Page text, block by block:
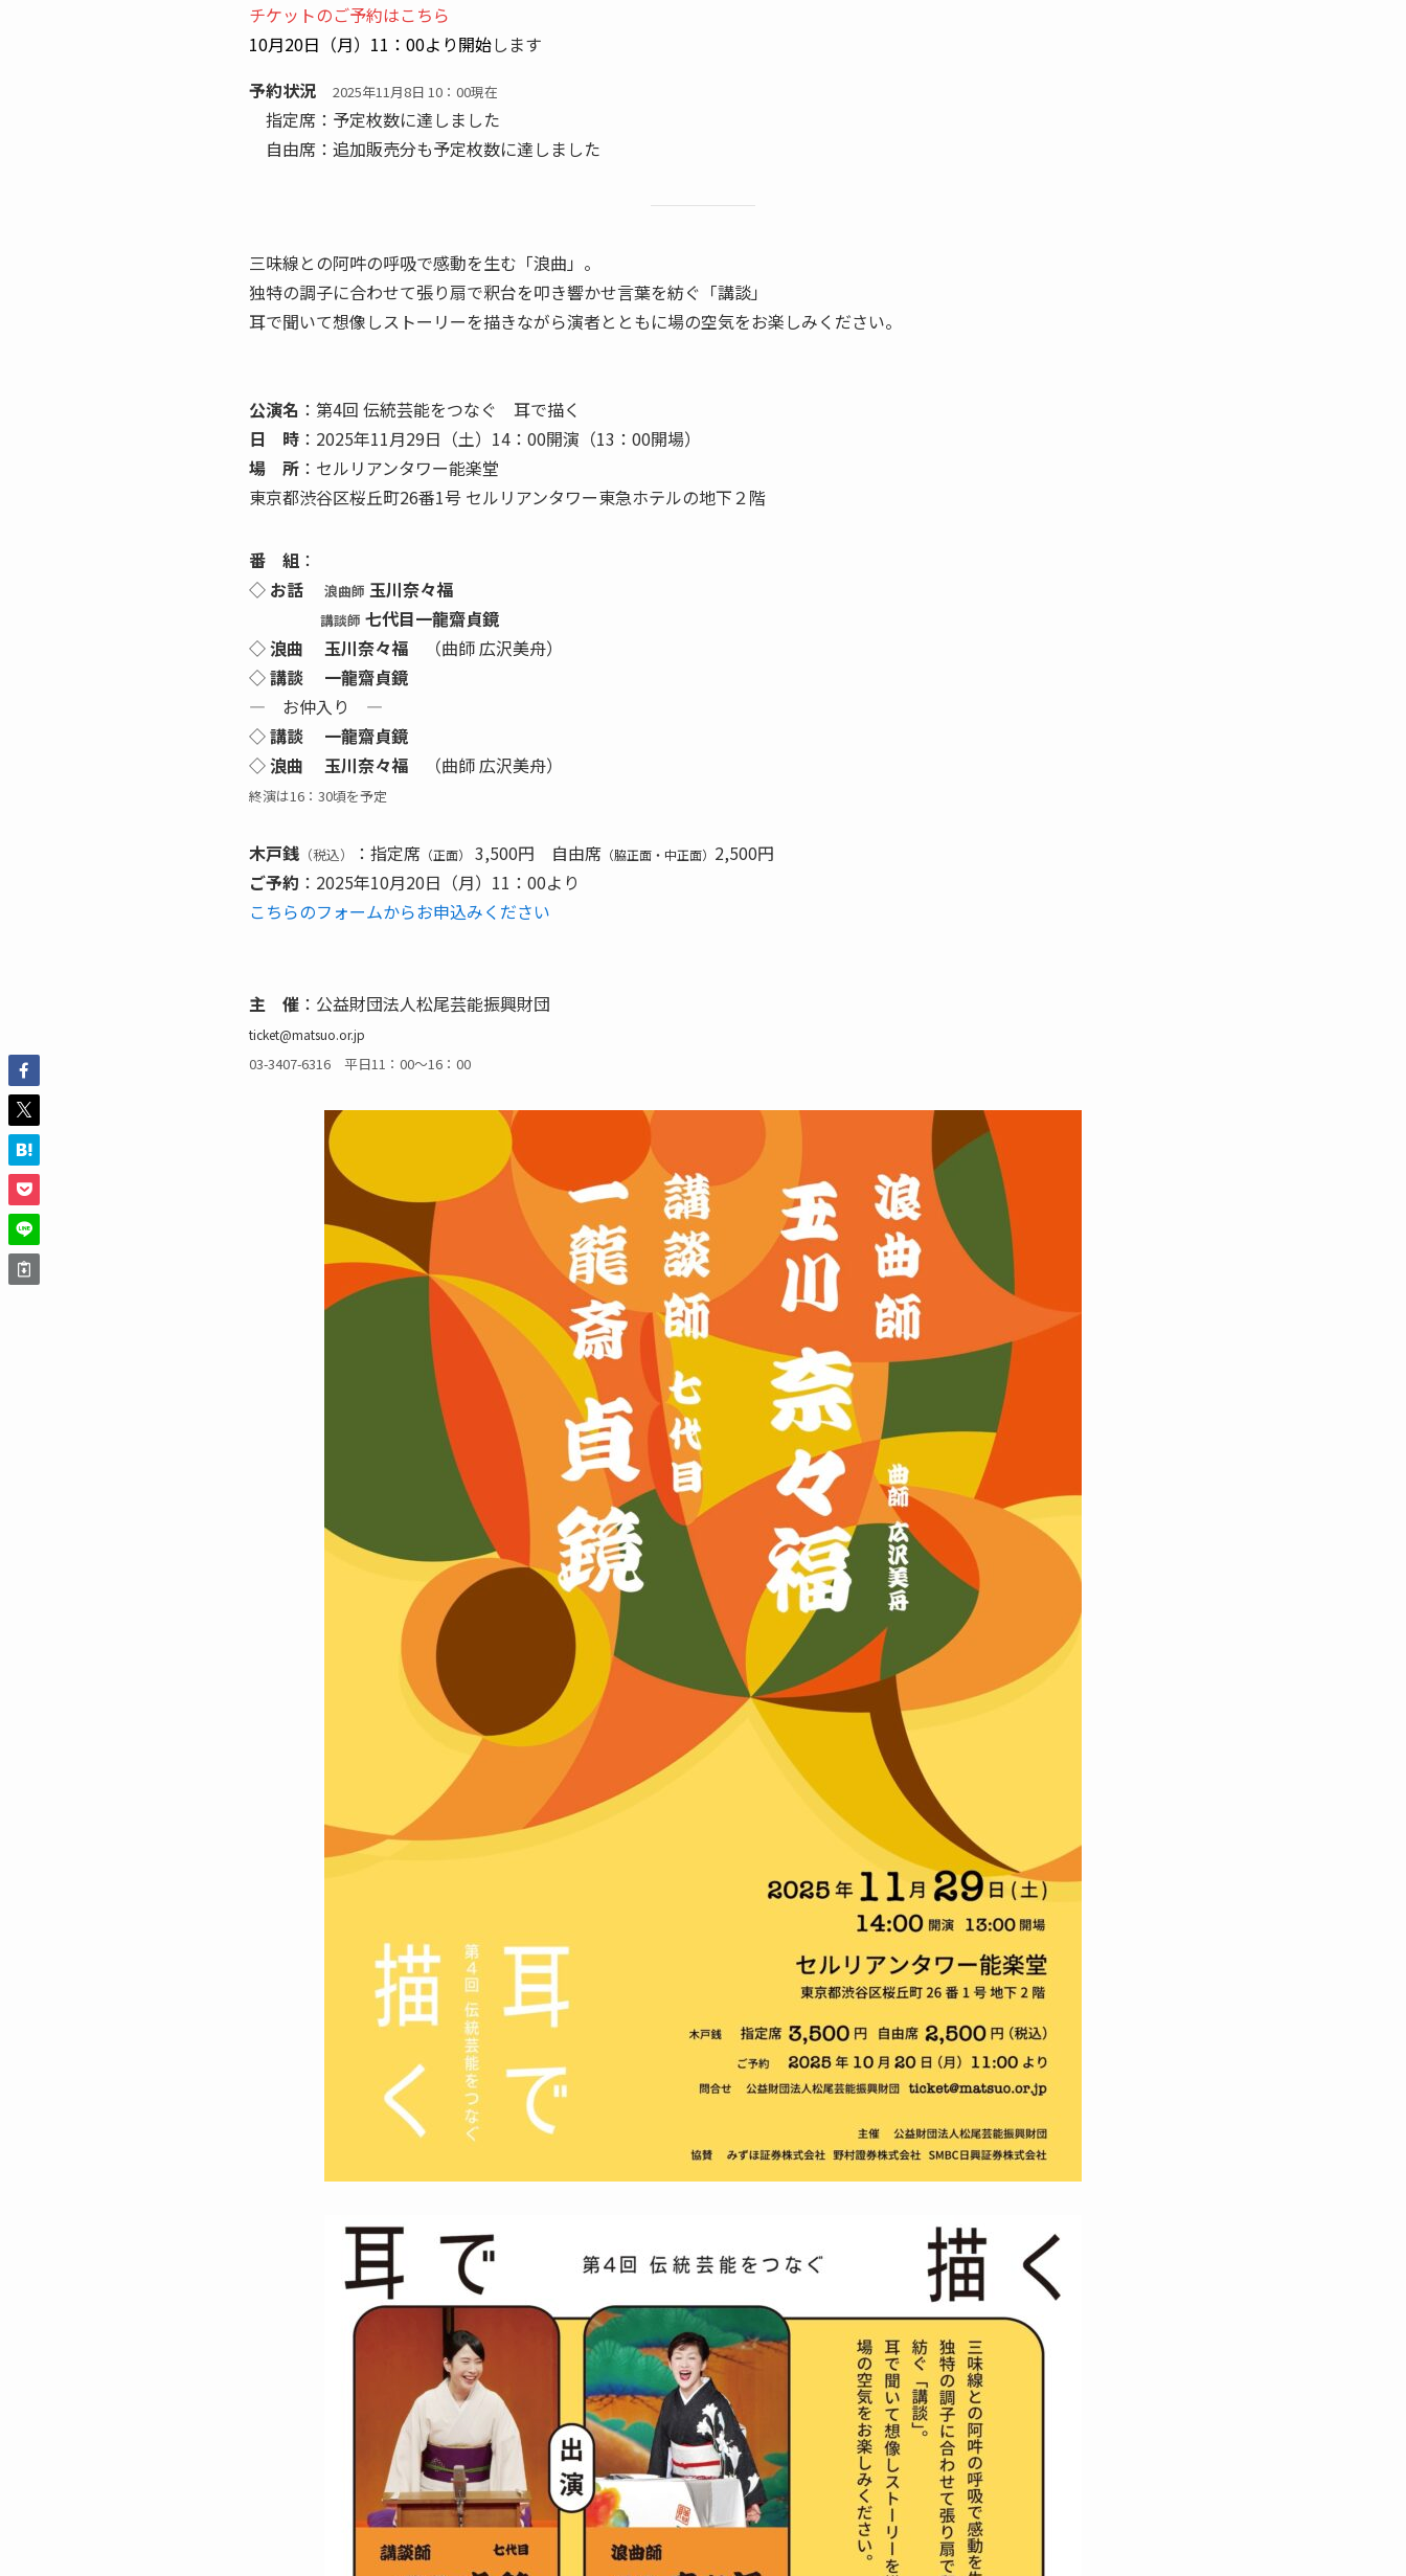
チケットのご予約はこちら
10月20日（月）11：00より開始します
予約状況
2025年11月8日 10：00現在
指定席：予定枚数に達しました
自由席：追加販売分も予定枚数に達しました
三味線との阿吽の呼吸で感動を生む「浪曲」。
独特の調子に合わせて張り扇で釈台を叩き響かせ言葉を紡ぐ「講談」
耳で聞いて想像しストーリーを描きながら演者とともに場の空気をお楽しみください。
公演名 ：第4回 伝統芸能をつなぐ 耳で描く
日 時 ：2025年11月29日（土）14：00開演（13：00開場）
場 所 ：セルリアンタワー能楽堂
東京都渋谷区桜丘町26番1号 セルリアンタワー東急ホテルの地下２階
番 組 ：
◇ お話 浪曲師 玉川奈々福
講談師 七代目一龍齋貞鏡
◇浪曲 玉川奈々福 （曲師 広沢美舟）
◇講談 一龍齋貞鏡
― お仲入り ―
◇講談 一龍齋貞鏡
◇浪曲 玉川奈々福 （曲師 広沢美舟）
終演は16：30頃を予定
木戸銭 （税込） ：指定席 （正面） 3,500円 自由席 （脇正面・中正面） 2,500円
ご予約 ：2025年10月20日（月）11：00より
こちらのフォームからお申込みください
主 催 ：公益財団法人松尾芸能振興財団
ticket@matsuo.or.jp
03-3407-6316 平日11：00～16：00